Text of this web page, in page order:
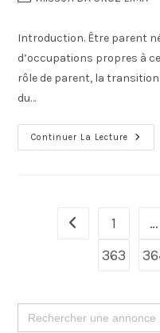
Introduction. Être parent
d’occupations propres à
rôle de parent, la
du…
Continuer La Lecture
1 …
363
Search
for: